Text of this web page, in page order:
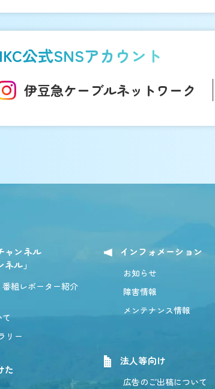
IKC公式SNSアカウント
伊豆急ケーブルネットワーク
ャンネル
ル」
組レポーター紹介
リー
た
インフォメーション
お知らせ
障害情報
メンテナンス情報
法人等向け
広告のご出稿について